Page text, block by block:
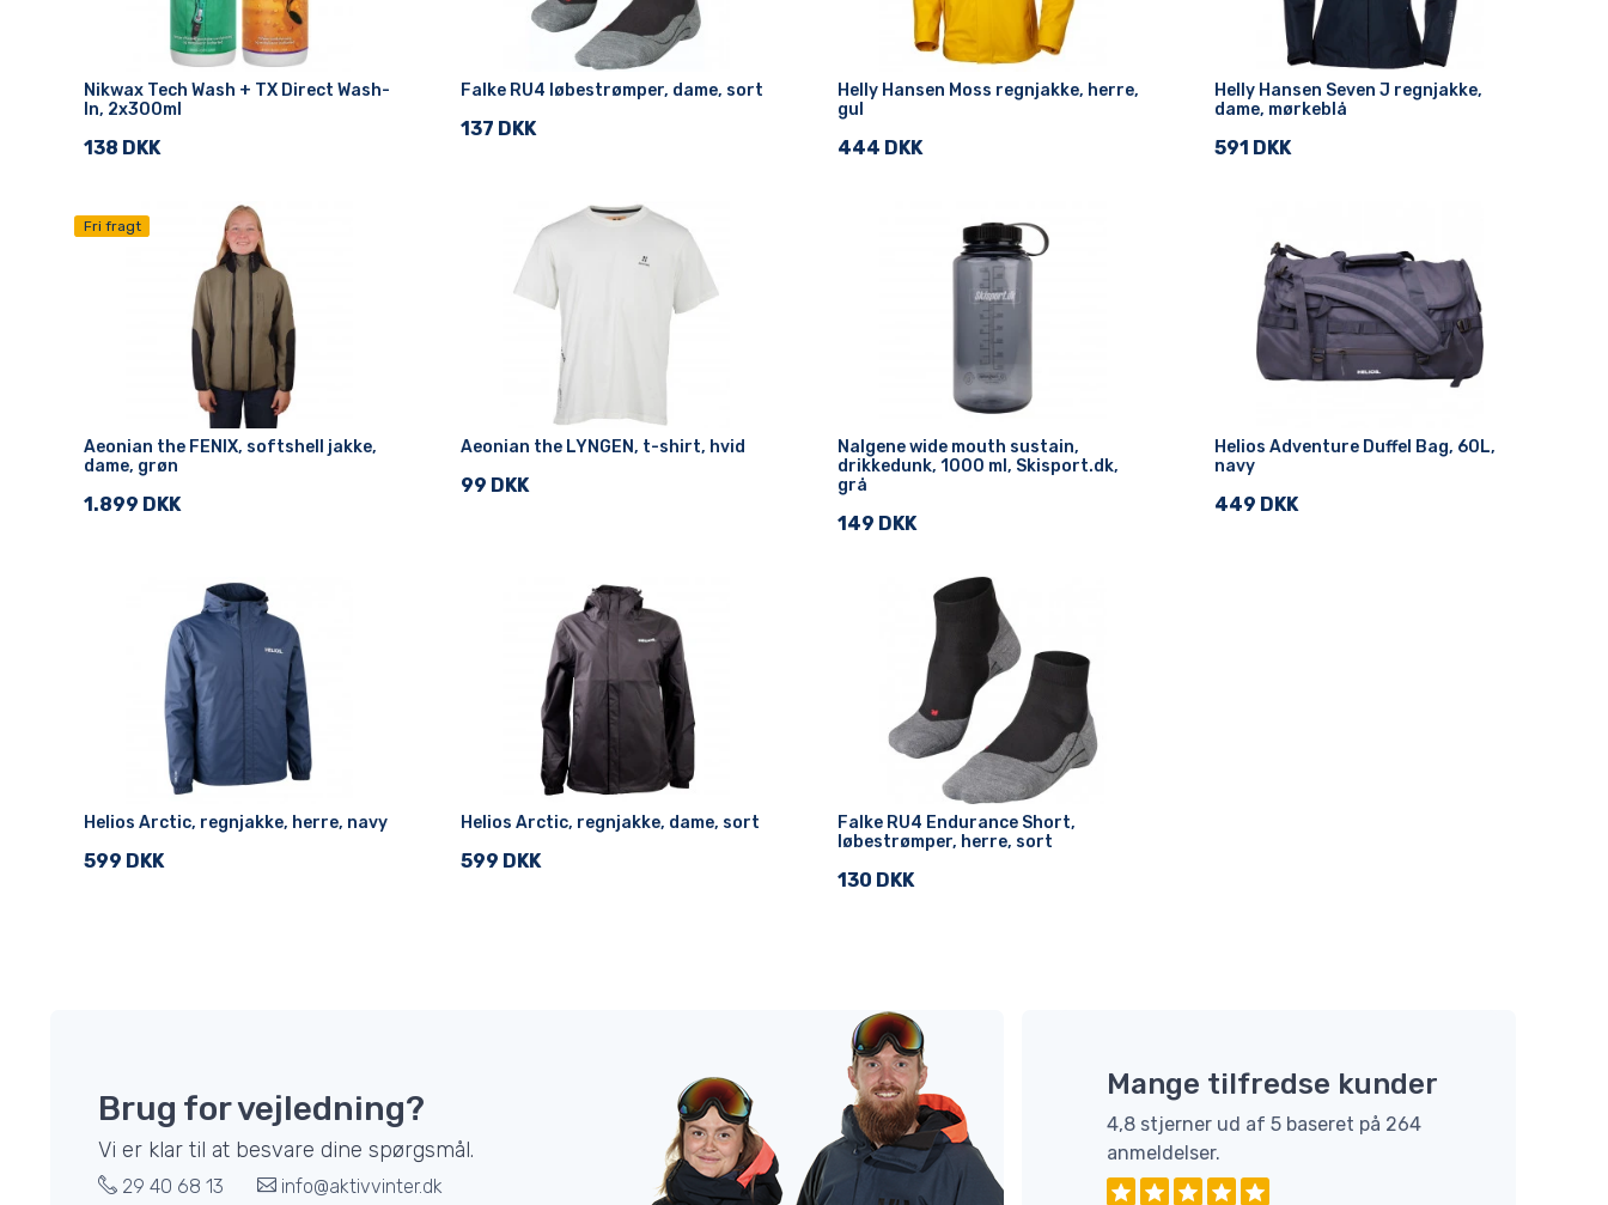
Nikwax Tech Wash + TX Direct Wash-
In, 2x300ml
138 DKK
Falke RU4 løbestrømper, dame, sort
137 DKK
Helly Hansen Moss regnjakke, herre,
gul
444 DKK
Helly Hansen Seven J regnjakke,
dame, mørkeblå
591 DKK
Fri fragt
Aeonian the FENIX, softshell jakke,
dame, grøn
1.899 DKK
Aeonian the LYNGEN, t-shirt, hvid
99 DKK
Nalgene wide mouth sustain,
drikkedunk, 1000 ml, Skisport.dk,
grå
149 DKK
Helios Adventure Duffel Bag, 60L,
navy
449 DKK
Helios Arctic, regnjakke, herre, navy
599 DKK
Helios Arctic, regnjakke, dame, sort
599 DKK
Falke RU4 Endurance Short,
løbestrømper, herre, sort
130 DKK
Brug for vejledning?
Vi er klar til at besvare dine spørgsmål.
29 40 68 13 info@aktivvinter.dk
Mange tilfredse kunder
4,8 stjerner ud af 5 baseret på 264
anmeldelser.